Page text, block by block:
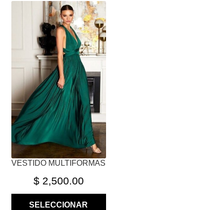
VESTIDO MULTIFORMAS
$2,500.00
SELECCIONAR
PRODUCTO
MÚLTIPLES
VARIANTES.
LAS
OPCIONES
SE
PUEDEN
ELEGIR
EN
LA
PÁGINA
DE
PRODUCTO